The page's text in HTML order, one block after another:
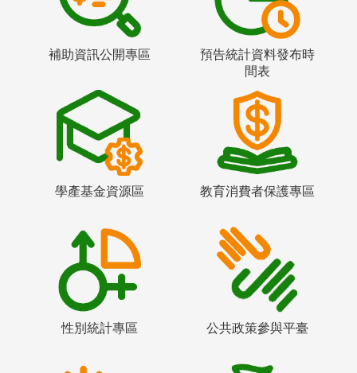
補助資訊公開專區
預告統計資料發布時
間表
學產基金資源區 教育消費者保護專區
性別統計專區 公共政策參與平臺